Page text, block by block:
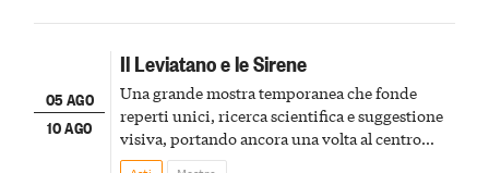
05 AGO
10 AGO
Il Leviatano e le Sirene
Una grande mostra temporanea che fonde
reperti unici, ricerca scientifica e suggestione
visiva, portando ancora una volta al centro
della scena le meraviglie del passato astigiano